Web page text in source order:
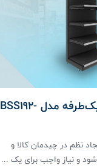
قفسه فروشگاهی یک‌طرفه مدل BSS192-
نظم در چیدمان کالا و
و نیاز واجب برای یک ...